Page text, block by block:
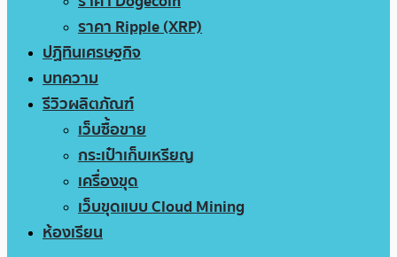
ราคา Ripple (XRP)
ปฏิทินเศรษฐกิจ
บทความ
รีวิวผลิตภัณฑ์
เว็บซื้อขาย
กระเป๋าเก็บเหรียญ
เครื่องขุด
เว็บขุดแบบ Cloud Mining
ห้องเรียน